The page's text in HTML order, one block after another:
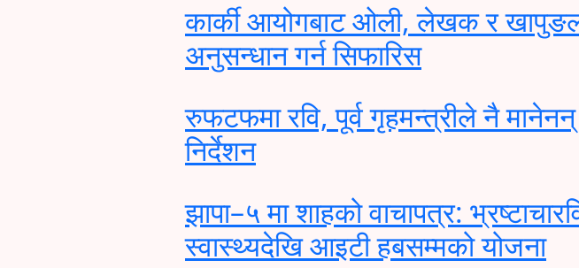
कार्की आयोगबाट ओली, लेखक र
अनुसन्धान गर्न सिफारिस
रुफटफमा रवि, पूर्व गृहमन्त्रीले नै मानेनन्
निर्देशन
झापा–५ मा शाहको वाचापत्र:
स्वास्थ्यदेखि आइटी हबसम्मको योजना